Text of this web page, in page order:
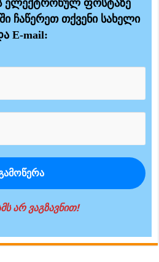
ელექტრონულ ფოსტაზე
ჩაწერეთ თქვენი სახელი
E-mail:
არ ვაგზავნით!